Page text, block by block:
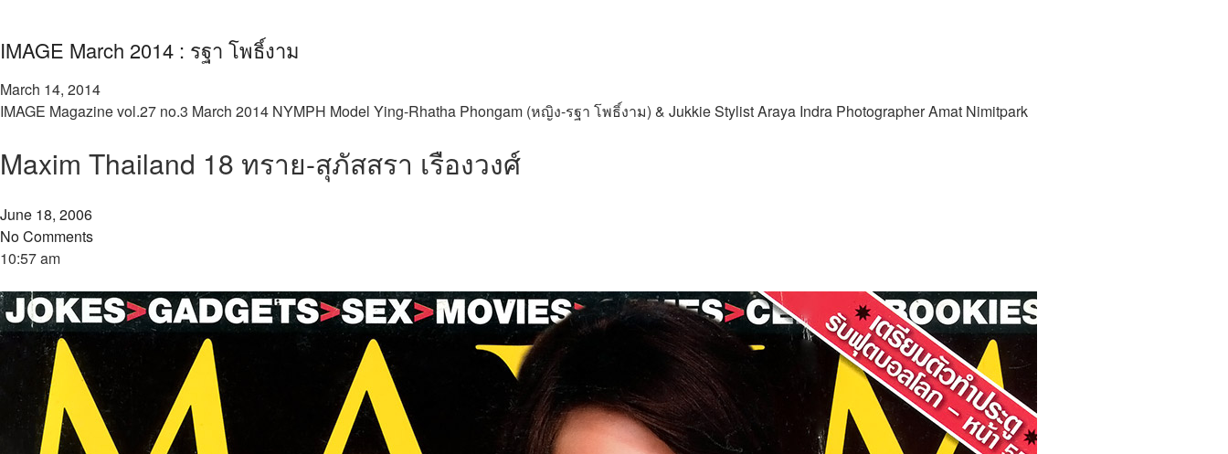
IMAGE March 2014 : รฐา โพธิ์งาม
March 14, 2014
IMAGE Magazine vol.27 no.3 March 2014 NYMPH Model Ying-Rhatha Phongam (หญิง-รฐา โพธิ์งาม) & Jukkie Stylist Araya Indra Photographer Amat Nimitpark
Maxim Thailand 18 ทราย-สุภัสสรา เรืองวงศ์
June 18, 2006
No Comments
10:57 am